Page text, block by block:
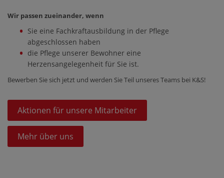
Wir passen zueinander, wenn
Sie eine Fachkraftausbildung in der Pflege
abgeschlossen haben
die Pflege unserer Bewohner eine
Herzensangelegenheit für Sie ist.
Bewerben Sie sich jetzt und werden Sie Teil unseres Teams bei K&S!
Aktionen für unsere Mitarbeiter
Mehr über uns